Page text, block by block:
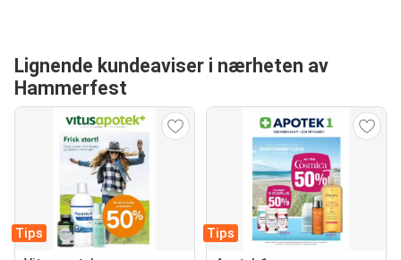
Lignende kundeaviser i nærheten av
Hammerfest
Tips Tips